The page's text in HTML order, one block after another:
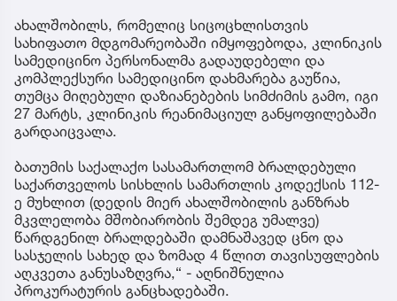
ახალშობილს, რომელიც სიცოცხლისთვის
სახიფათო მდგომარეობაში იმყოფებოდა, კლინიკის
სამედიცინო პერსონალმა გადაუდებელი და
კომპლექსური სამედიცინო დახმარება გაუწია,
თუმცა მიღებული დაზიანებების სიმძიმის გამო, იგი
27 მარტს, კლინიკის რეანიმაციულ განყოფილებაში
გარდაიცვალა.
ბათუმის საქალაქო სასამართლომ ბრალდებული
საქართველოს სისხლის სამართლის კოდექსის 112-
ე მუხლით (დედის მიერ ახალშობილის განზრახ
მკვლელობა მშობიარობის შემდეგ უმალვე)
წარდგენილ ბრალდებაში დამნაშავედ ცნო და
სასჯელის სახედ და ზომად 4 წლით თავისუფლების
აღკვეთა განუსაზღვრა,“ - აღნიშნულია
პროკურატურის განცხადებაში.